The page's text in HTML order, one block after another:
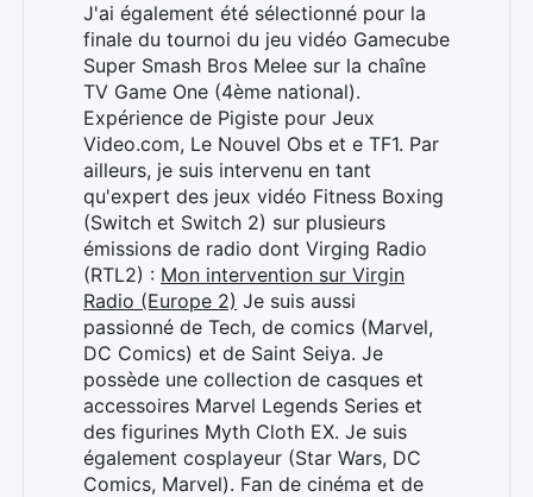
J'ai également été sélectionné pour la
finale du tournoi du jeu vidéo Gamecube
Super Smash Bros Melee sur la chaîne
TV Game One (4ème national).
Expérience de Pigiste pour Jeux
Video.com, Le Nouvel Obs et e TF1. Par
ailleurs, je suis intervenu en tant
qu'expert des jeux vidéo Fitness Boxing
(Switch et Switch 2) sur plusieurs
émissions de radio dont Virging Radio
(RTL2) : Mon intervention sur Virgin
Radio (Europe 2) Je suis aussi
passionné de Tech, de comics (Marvel,
DC Comics) et de Saint Seiya. Je
possède une collection de casques et
accessoires Marvel Legends Series et
des figurines Myth Cloth EX. Je suis
également cosplayeur (Star Wars, DC
Comics, Marvel). Fan de cinéma et de